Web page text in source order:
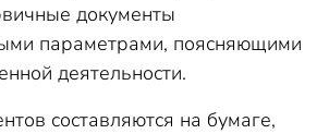
документы
параметрами, поясняющими
деятельности.
составляются на бумаге,